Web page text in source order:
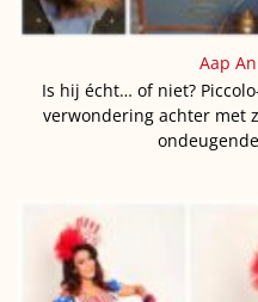
Aap
Is hij écht… of niet?
verwondering achter met